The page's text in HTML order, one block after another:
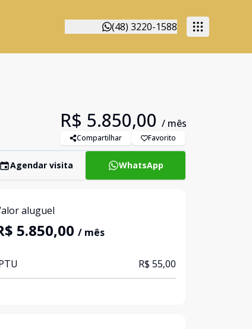
(48) 3220-1588
R$ 5.850,00 / mês
Compartilhar Favorito
Agendar visita WhatsApp
aluguel
5.850,00 / mês
R$ 55,00